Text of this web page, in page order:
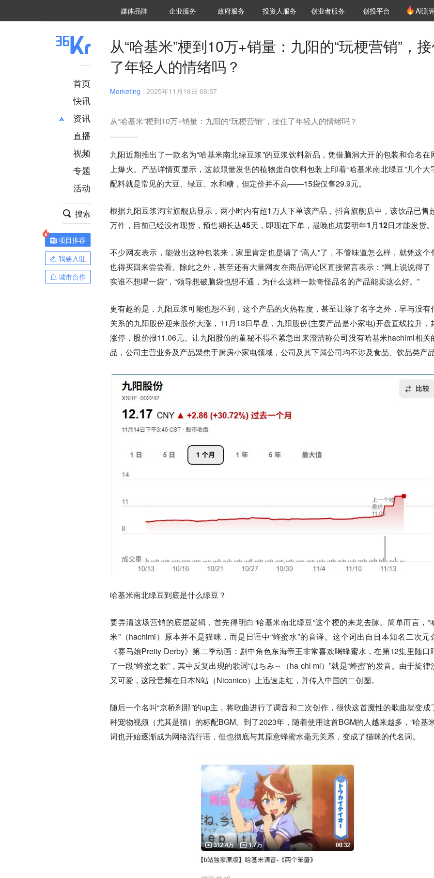
媒体品牌 36Kr研究院
企业服务 城市之窗
政府服务 VClub投资机构库
投资机构职位推介
投资人服务 创投氪堂
创业者服务 创投平台 AI测
首页
快讯
资讯
推荐
财经
项目推荐
安徽
直播
视频
专题
活动
搜索
项目推荐
我要入驻
城市合作
从“哈基米”梗到10万+销量：九阳的“玩梗营销”，
了年轻人的情绪吗？
Morketing · 2025年11月16日 08:57
从“哈基米”梗到10万+销量：九阳的“玩梗营销”，接住了年轻人的情绪吗？
九阳近期推出了一款名为“哈基米南北绿豆浆”的豆浆饮料新品，凭借脑洞大开的包装和命名在
上爆火。产品详情页显示，这款限量发售的植物蛋白饮料包装上印着“哈基米南北绿豆”几个大
配料就是常见的大豆、绿豆、水和糖，但定价并不高——15袋仅售29.9元。
根据九阳豆浆淘宝旗舰店显示， 两小时内有超1万人下单该产品，抖音旗舰店中，该饮品已售
万件，目前已经没有现货，预售期长达45天，即现在下单，最晚也坑要明年1月12日才能发货。
不少网友表示，能做出这种包装来，家里肯定也是请了“高人”了，不管味道怎么样，就凭这个
也得买回来尝尝看。除此之外，甚至还有大量网友在商品评论区直接留言表示：“网上说说得了
实谁不想喝一袋”，“领导想破脑袋也想不通，为什么这样一款奇怪品名的产品能卖这么好。”
更有趣的是，九阳豆浆可能也想不到，这个产品的火热程度，甚至让除了名字之外，早与没有
关系的九阳股份迎来股价大涨，11月13日早盘，九阳股份(主要产品是小家电)开盘直线拉升，
涨停，股价报11.06元。让九阳股份的董秘不得不紧急出来澄清称公司没有哈基米hachimi相关
品，公司主营业务及产品聚焦于厨房小家电领域，公司及其下属公司均不涉及食品、饮品类产品
哈基米南北绿豆到底是什么绿豆？
要弄清这场营销的底层逻辑，首先得明白“哈基米南北绿豆”这个梗的来龙去脉。简单而言，“
米”（hachimi）原本并不是猫咪，而是日语中“蜂蜜水”的音译。这个词出自日本知名二次元
《赛马娘Pretty Derby》第二季动画：剧中角色东海帝王非常喜欢喝蜂蜜水，在第12集里随口
了一段“蜂蜜之歌”，其中反复出现的歌词“はちみ～（ha chi mi）”就是“蜂蜜”的发音。由于旋律
又可爱，这段音频在日本N站（Niconico）上迅速走红，并传入中国的二创圈。
随后一个名叫“京桥刹那”的up主，将歌曲进行了调音和二次创作，很快这首魔性的歌曲就变成
种宠物视频（尤其是猫）的标配BGM。到了2023年，随着使用这首BGM的人越来越多，“哈基
词也开始逐渐成为网络流行语，但也彻底与其原意蜂蜜水毫无关系，变成了猫咪的代名词。